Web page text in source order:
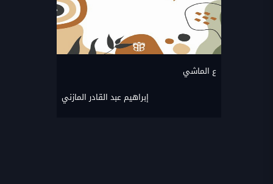
ع الماشي
إبراهيم عبد القادر المازني